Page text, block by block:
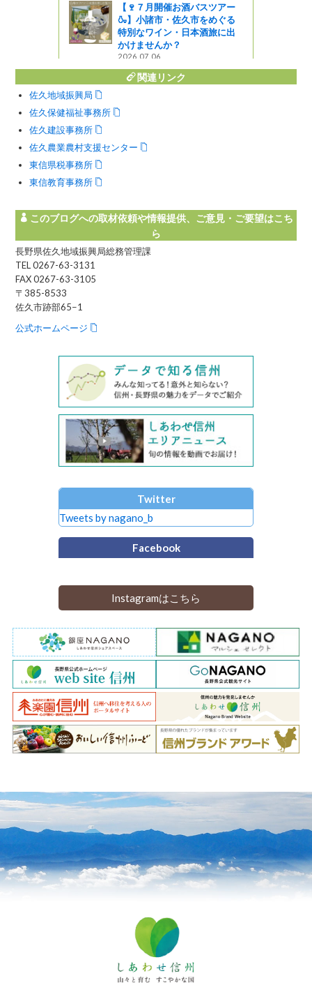
【🍷７月開催お酒バスツアー
🍶】小諸市・佐久市をめぐる
特別なワイン・日本酒旅に出
かけませんか？
2026.07.06
関連リンク
佐久地域振興局
佐久保健福祉事務所
佐久建設事務所
佐久農業農村支援センター
東信県税事務所
東信教育事務所
このブログへの取材依頼や情報提供、ご意見・ご要望はこち
ら
長野県佐久地域振興局総務管理課
TEL 0267-63-3131
FAX 0267-63-3105
〒385-8533
佐久市跡部65−1
公式ホームページ
Twitter
Tweets by nagano_b
Facebook
Instagramはこちら